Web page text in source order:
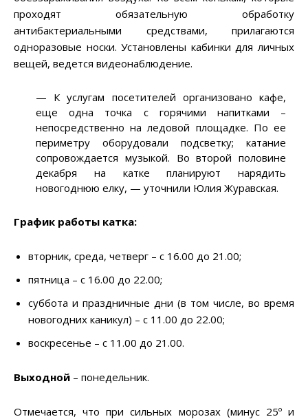
проходят обязательную обработку
антибактериальными средствами, прилагаются
одноразовые носки. Установлены кабинки для личных
вещей, ведется видеонаблюдение.
— К услугам посетителей организовано кафе,
еще одна точка с горячими напитками –
непосредственно на ледовой площадке. По ее
периметру оборудовали подсветку; катание
сопровождается музыкой. Во второй половине
декабря на катке планируют нарядить
новогоднюю елку, — уточнили Юлия Журавская.
График работы катка:
вторник, среда, четверг – с 16.00 до 21.00;
пятница – с 16.00 до 22.00;
суббота и праздничные дни (в том числе, во время
новогодних каникул) – с 11.00 до 22.00;
воскресенье – с 11.00 до 21.00.
Выходной – понедельник.
Отмечается, что при сильных морозах (минус 25º и